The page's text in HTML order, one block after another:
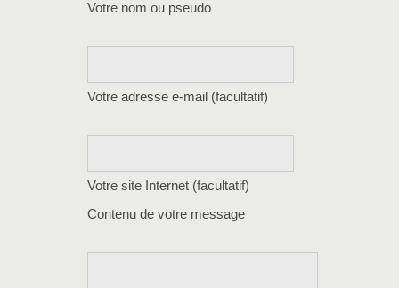
Votre nom ou pseudo
Votre adresse e-mail (facultatif)
Votre site Internet (facultatif)
Contenu de votre message